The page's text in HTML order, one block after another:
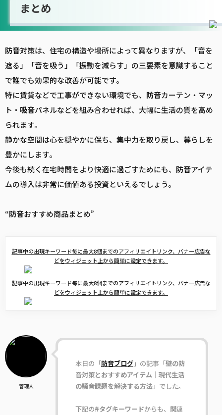
まとめ
防音対策は、住宅の構造や場所によって異なりますが、「音を
遮る」「音を吸う」「振動を減らす」の三要素を意識すること
で誰でも効果的な改善が可能です。
特に賃貸などで工事ができない環境でも、 防音カーテン・マッ
ト・ 吸音パネルなどを組み合わせれば、大幅に生活の質を高め
られます。
静かな空間は心を穏やかに保ち、集中力を取り戻し、暮らしを
豊かにします。
今後も続く在宅時間をより快適に過ごすためにも、 防音アイテ
ムの導入は非常に価値ある投資といえるでしょう。
“防音おすすめ商品まとめ”
記事中の出現キーワード毎に最大8個までのアフィリエイトリンク、バナー広告な
どをウィジェット上から簡単に設定できます。
記事中の出現キーワード毎に最大8個までのアフィリエイトリンク、バナー広告な
どをウィジェット上から簡単に設定できます。
管理人
本日の「防音ブログ」の記事「壁の防
音対策とおすすめアイテム｜現代生活
の騒音課題を解決する方法」でした。
下記の#タグキーワードからも、関連